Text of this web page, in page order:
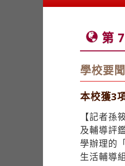
第
學校要聞
本校獲3
【記者
及輔導評
學辦理的
生活輔導